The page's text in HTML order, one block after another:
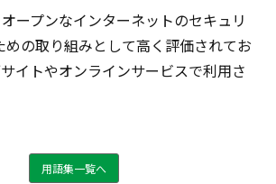
ープンなインターネットのセキュリ
めの取り組みとして高く評価されてお
サイトやオンラインサービスで利用さ
用語集一覧へ